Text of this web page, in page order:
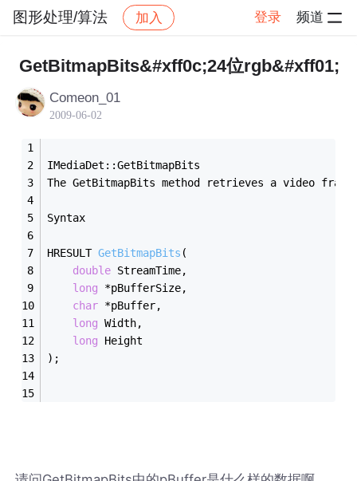
图形处理/算法 加入 登录 频道
社区 图形处理/算法 帖子详情
GetBitmapBits&#xff0c;24位rgb&#xff01;
Comeon_01
2009-06-02
IMediaDet::GetBitmapBits
The GetBitmapBits method retrieves a video
Syntax
HRESULT GetBitmapBits (
double StreamTime,
long *pBufferSize,
char *pBuffer,
long Width,
long Height
);